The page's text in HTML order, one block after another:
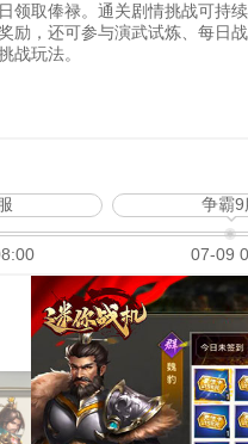
领取俸禄。通关剧情挑战可持续
励，还可参与演武试炼、每日战
战玩法。
争霸9
07-09